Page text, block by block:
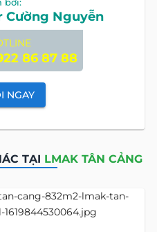
Cường Nguyễn
86 87 88
NGAY
TẠI LMAK TÂN CẢNG